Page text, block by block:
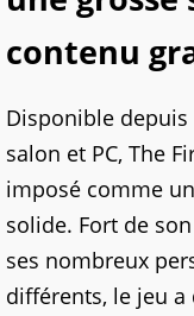
contenu
Disponible depuis
salon et PC, The
imposé comme
solide. Fort de
ses nombreux
différents, le jeu a